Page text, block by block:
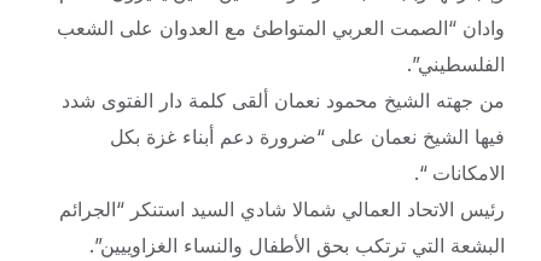
وادان “الصمت العربي المتواطئ مع العدوان على الشعب
الفلسطيني”.
من جهته الشيخ محمود نعمان ألقى كلمة دار الفتوى شدد
فيها الشيخ نعمان على “ضرورة دعم أبناء غزة بكل
الامكانات “.
رئيس الاتحاد العمالي شمالا شادي السيد استنكر “الجرائم
البشعة التي ترتكب بحق الأطفال والنساء الغزاوييين”.